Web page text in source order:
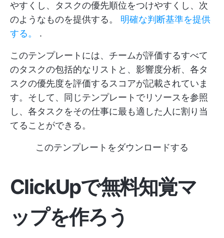
やすくし、タスクの優先順位をつけやすくし、次
のようなものを提供する。 明確な判断基準を提供
する。
.
このテンプレートには、チームが評価するすべて
のタスクの包括的なリストと、影響度分析、各タ
スクの優先度を評価するスコアが記載されていま
す。そして、同じテンプレートでリソースを参照
し、各タスクをその仕事に最も適した人に割り当
てることができる。
このテンプレートをダウンロードする
ClickUpで無料知覚マ
ップを作ろう